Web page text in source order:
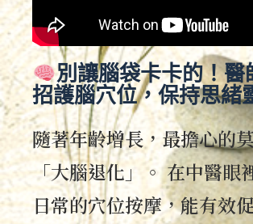
別讓腦袋卡卡的！醫
招護腦穴位，保持思緒
隨著年齡增長，最擔心的
「大腦退化」。 在中醫眼
日常的穴位按摩，能有效